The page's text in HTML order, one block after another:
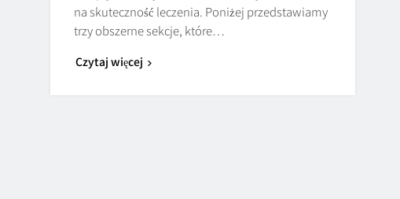
na skuteczność leczenia. Poniżej przedstawiamy
trzy obszerne sekcje, które…
Czytaj więcej